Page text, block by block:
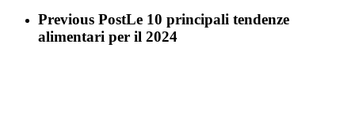
Previous PostLe 10 principali tendenze
alimentari per il 2024